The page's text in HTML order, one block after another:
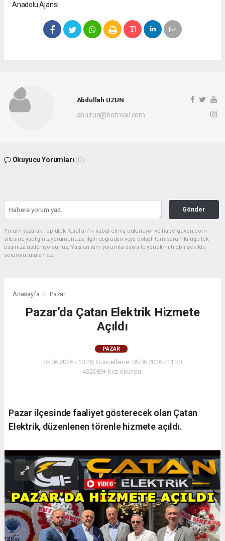
Anadolu Ajansı
Abdullah UZUN
abuzun@hotmail.com
Okuyucu Yorumları (0)
Gönder
Yorum yazarak Topluluk Kuralları’nı kabul etmiş bulunuyor ve haberguven.com
sitesine yaptığınız yorumunuzla ilgili doğrudan veya dolaylı tüm sorumluluğu tek
başınıza üstleniyorsunuz. Yazılan tüm yorumlardan site yönetimi hiçbir şekilde
sorumlu tutulamaz.
Anasayfa Pazar
Pazar’da Çatan Elektrik Hizmete
Açıldı
PAZAR
05.06.2026 - 10:28, Güncelleme: 05.06.2026 - 11:20
432089+ kez okundu.
Pazar ilçesinde faaliyet gösterecek olan Çatan
Elektrik, düzenlenen törenle hizmete açıldı.